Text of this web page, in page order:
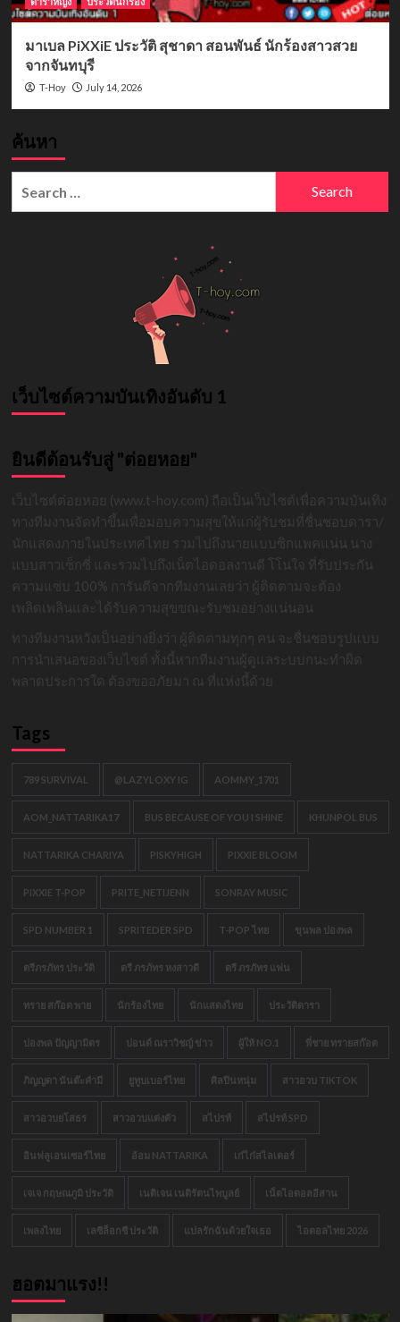
มาเบล PiXXiE ประวัติ สุชาดา สอนพันธ์ นักร้องสาวสวย
จากจันทบุรี
T-Hoy July 14, 2026
ค้นหา
เว็บไซต์ความบันเทิงอันดับ 1
ยินดีต้อนรับสู่ "ต่อยหอย"
เว็บไซต์ต่อยหอย (www.t-hoy.com) ถือเป็นเว็บไซต์เพื่อความบันเทิง
ทางทีมงานจัดทำขึ้นเพื่อมอบความสุขให้แก่ผู้รับชมที่ชื่นชอบดารา/
นักแสดงภายในประเทศไทย รวมไปถึงนายแบบซิกแพคแน่น นาง
แบบสาวเซ็กซี่ และรวมไปถึงเน็ตไอดอลงานดี โโนใจ ที่รับประกัน
ความแซ่บ 100% การันตีจากทีมงานเลยว่า ผู้ติดตามจะต้อง
เพลิดเพลินและได้รับความสุขขณะรับชมอย่างแน่นอน
ทางทีมงานหวังเป็นอย่างยิ่งว่า ผู้ติดตามทุกๆ คน จะชื่นชอบรูปแบบ
การนำเสนอของเว็บไซต์ ทั้งนี้หากทีมงานผู้ดูแลระบบกนะทำผิด
พลาดประการใด ต้องขออภัยมา ณ ที่แห่งนี้ด้วย
Tags
789 SURVIVAL @LAZYLOXY IG AOMMY_1701
AOM_NATTARIKA17 BUS BECAUSE OF YOU I SHINE KHUNPOL BUS
NATTARIKA CHARIYA PISKYHIGH PIXXIE BLOOM
PIXXIE T-POP PRITE_NETIJENN SONRAY MUSIC
SPD NUMBER 1 SPRITEDER SPD T-POP ไทย ขุนพล ปองพล
ตรีภรภัทร ประวัติ ตรี ภรภัทร หงสาวดี ตรี ภรภัทร แฟน
ทราย สก๊อต พาย นักร้องไทย นักแสดงไทย ประวัติดารา
ปองพล ปัญญามิตร ปอนด์ ณราวิชญ์ ข่าว ผู้ให้ NO.1 พี่ชาย ทรายสก๊อต
ภิญญดา นันต๊ะคำมี ยูทูบเบอร์ไทย ศิลปินหนุ่ม สาวอวบ TIKTOK
สาวอวบยโสธร สาวอวบแต่งตัว สไปรท์ สไปรท์ SPD
อินฟลูเอนเซอร์ไทย อ้อม NATTARIKA เก๋ไก๋สไลเดอร์
เจเจ กฤษณภูมิ ประวัติ เนติเจน เนติรัตนไพบูลย์ เน็ตไอดอลอีสาน
เพลงไทย เลซีล็อกซี ประวัติ แปลรักฉันด้วยใจเธอ ไอดอลไทย 2026
ฮอตมาแรง!!